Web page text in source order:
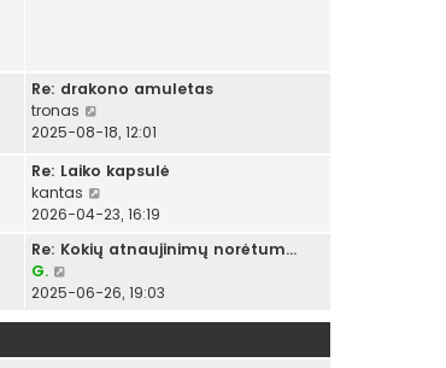
u
a
u
i
s
r
e
r
ė
t
n
a
u
j
u
u
Re: drakono amuletas
tronas
e
ž
i
ū
ė
n
2025-08-18, 12:01
Re: Laiko kapsulė
kantas
e
ž
ū
r
2026-04-23, 16:19
Re: Kokių atnaujinimų norėtum…
G.
e
i
2025-06-26, 19:03